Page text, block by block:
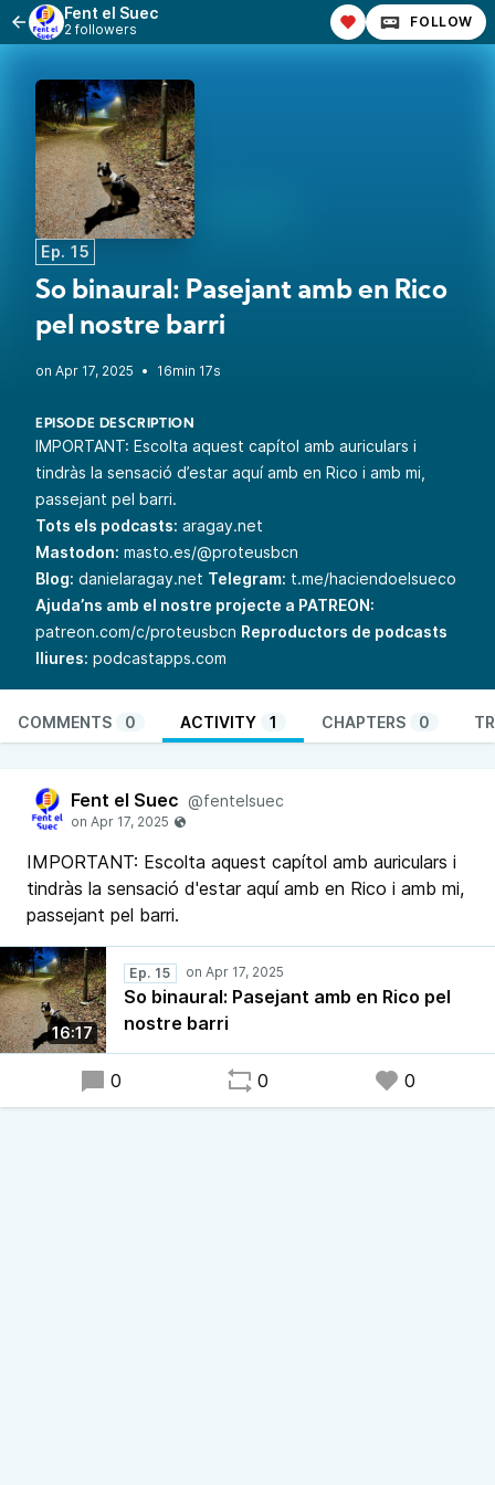
Fent el Suec
2 followers FOLLOW
Ep. 15
So binaural: Pasejant amb en Rico
pel nostre barri
• 16min 17s
EPISODE DESCRIPTION
IMPORTANT: Escolta aquest capítol amb auriculars i
tindràs la sensació d’estar aquí amb en Rico i amb mi,
passejant pel barri.
Tots els podcasts: aragay.net
Mastodon: masto.es/@proteusbcn
Blog: danielaragay.net Telegram: t.me/haciendoelsueco
Ajuda’ns amb el nostre projecte a PATREON:
patreon.com/c/proteusbcn Reproductors de podcasts
lliures: podcastapps.com
COMMENTS 0 ACTIVITY 1 CHAPTERS 0
Fent el Suec @fentelsuec
IMPORTANT: Escolta aquest capítol amb auriculars i
tindràs la sensació d'estar aquí amb en Rico i amb mi,
passejant pel barri.
16:17
Ep. 15
So binaural: Pasejant amb en Rico pel
nostre barri
0 0 0